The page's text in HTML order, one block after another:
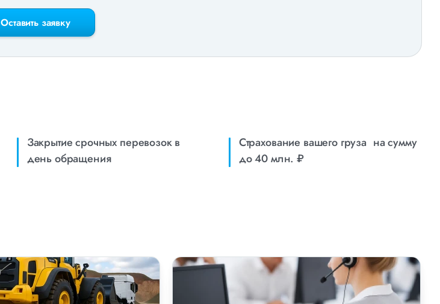
Оставить заявку
Закрытие срочных перевозок в
день обращения
Страхование вашего груза на сумму
до 40 млн. ₽